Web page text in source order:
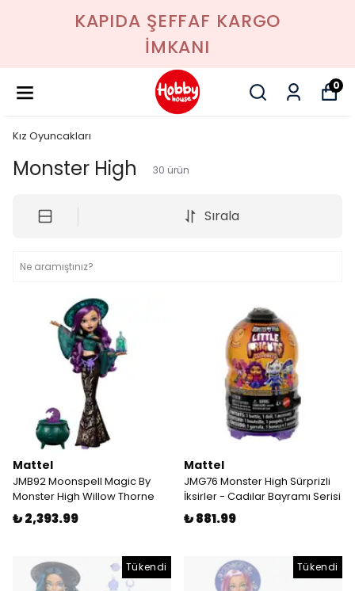
KAPIDA ŞEFFAF KARGO
İMKANI
0
Kız Oyuncakları
Monster High 30 ürün
Sırala
Mattel
JMB92 Moonspell Magic By
Monster High Willow Thorne
₺ 2,393.99
Mattel
JMG76 Monster High Sürprizli
İksirler - Cadılar Bayramı Serisi
₺ 881.99
Tükendi Tükendi